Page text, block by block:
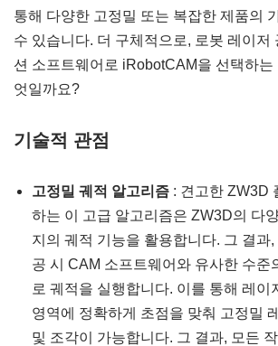
통해 다양한 고정밀 또는 복잡한 제품의
수 있습니다. 더 구체적으로, 로봇 레이저
션 소프트웨어로 iRobotCAM을 선택하는
엇일까요?
기술적 관점
고정밀 궤적 알고리즘 : 견고한 ZW3D
하는 이 고급 알고리즘은 ZW3D의 다
지의 궤적 기능을 활용합니다. 그 결과
공 시 CAM 소프트웨어와 유사한 수준
로 궤적을 실행합니다. 이를 통해 레이
영역에 정확하게 초점을 맞춰 고정밀
및 조각이 가능합니다. 그 결과, 모든